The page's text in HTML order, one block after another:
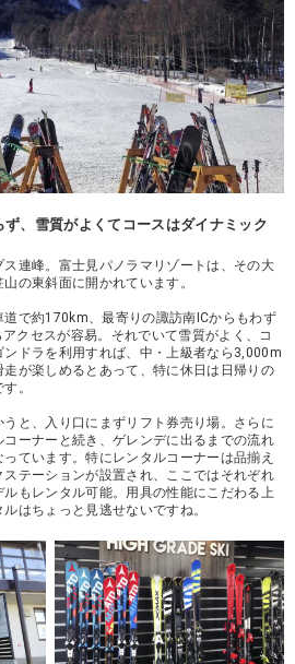
、雪質がよくてコースはダイナミック
連峰。富士見パノラマリゾートは、その大
の東斜面に開かれています。
で約170km、最寄りの諏訪南ICからもわず
クセスが容易。それでいて雪質がよく、コ
ドラを利用すれば、中・上級者なら3,000m
が楽しめるとあって、特に休日は日帰りの
。
と、入り口にまずリフト券売り場。さらに
ーナーと続き、ゲレンデに出るまでの流れ
ています。特にレンタルコーナーは品揃え
テーションが設置され、ここではそれぞれ
もレンタル可能。用具の性能にこだわる上
はちょっと見逃せないですね。